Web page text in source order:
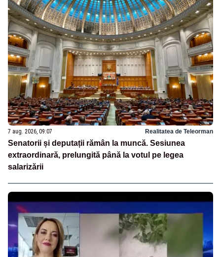
7 aug. 2026, 09:07 Realitatea de Teleorman
Senatorii și deputații rămân la muncă. Sesiunea
extraordinară, prelungită până la votul pe legea
salarizării